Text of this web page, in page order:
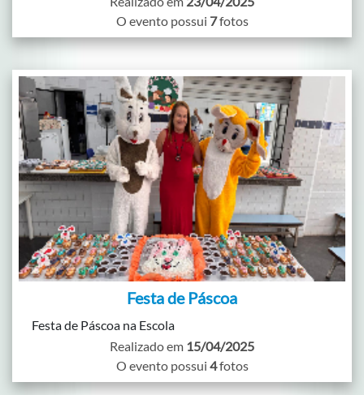
O evento possui 7fotos
Festa de Páscoa
Festa de Páscoa na Escola
Realizado em 15/04/2025
O evento possui 4fotos